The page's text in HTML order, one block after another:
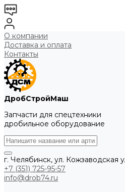
О компании
Доставка и оплата
Контакты
ДробСтройМаш
Запчасти для спецтехники
дробильное оборудование
г. Челябинск, ул. Кожзаводская
+7 (351) 725-95-57
info@drob74.ru